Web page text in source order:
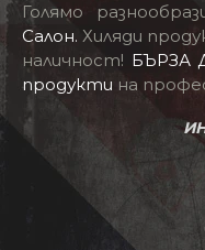
Голямо
Салон.Хиляди
наличност! БЪРЗА
продукти на